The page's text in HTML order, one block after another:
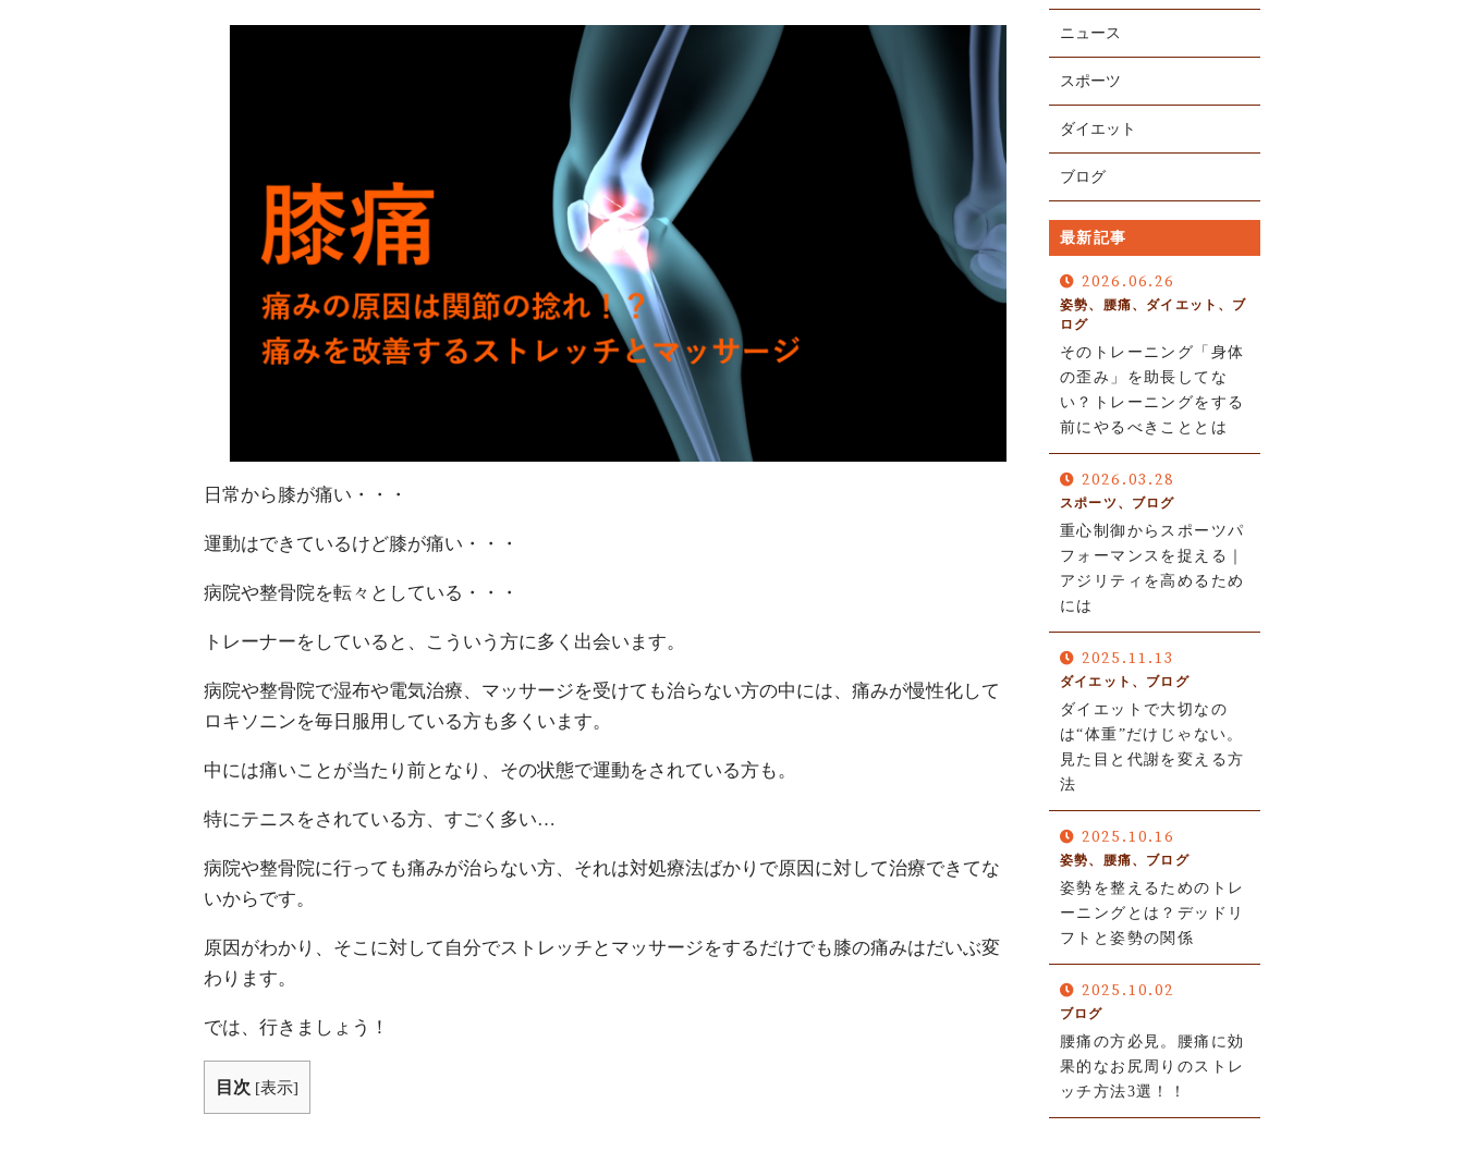
CONTACT
Webでの受付
お問い合わせフォーム
お電話での受付
080-5276-4309
不定休
日常から膝が痛い・・・
運動はできているけど膝が痛い・・・
病院や整骨院を転々としている・・・
トレーナーをしていると、こういう方に多く出会います。
病院や整骨院で湿布や電気治療、マッサージを受けても治らない方の中には、痛みが慢性化して
ロキソニンを毎日服用している方も多くいます。
中には痛いことが当たり前となり、その状態で運動をされている方も。
特にテニスをされている方、すごく多い…
病院や整骨院に行っても痛みが治らない方、それは対処療法ばかりで原因に対して治療できてな
いからです。
原因がわかり、そこに対して自分でストレッチとマッサージをするだけでも膝の痛みはだいぶ変
わります。
では、行きましょう！
目次 [表示]
ニュース
スポーツ
ダイエット
ブログ
最新記事
2026.06.26
姿勢、腰痛、ダイエット、ブ
ログ
そのトレーニング「身体
の歪み」を助長してな
い？トレーニングをする
前にやるべきこととは
2026.03.28
スポーツ、ブログ
重心制御からスポーツパ
フォーマンスを捉える｜
アジリティを高めるため
には
2025.11.13
ダイエット、ブログ
ダイエットで大切なの
は“体重”だけじゃない。
見た目と代謝を変える方
法
2025.10.16
姿勢、腰痛、ブログ
姿勢を整えるためのトレ
ーニングとは？デッドリ
フトと姿勢の関係
2025.10.02
ブログ
腰痛の方必見。腰痛に効
果的なお尻周りのストレ
ッチ方法3選！！